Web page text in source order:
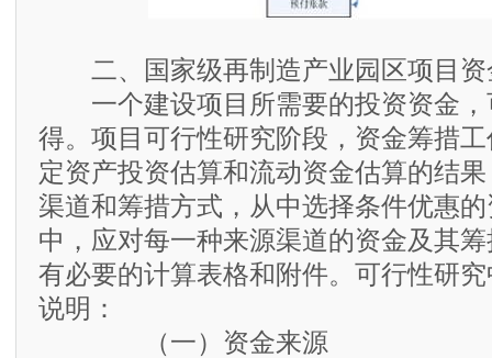
二、国家级再制造产业园区项目资
一个建设项目所需要的投资资金，
得。项目可行性研究阶段，资金筹措
定资产投资估算和流动资金估算的结
渠道和筹措方式，从中选择条件优惠
中，应对每一种来源渠道的资金及其
有必要的计算表格和附件。可行性研
说明：
（一）资金来源